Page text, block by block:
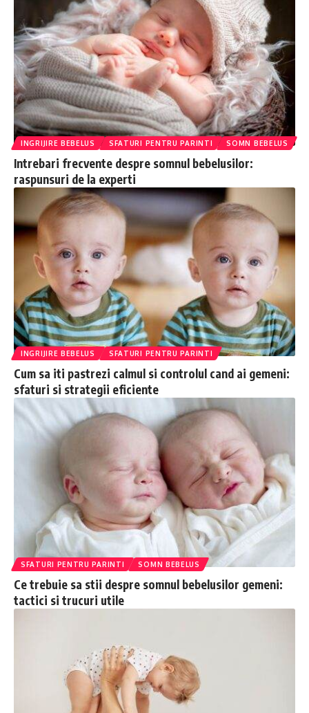
INGRIJIRE BEBELUS SFATURI PENTRU PARINTI SOMN BEBELUS
Intrebari frecvente despre somnul bebelusilor:
raspunsuri de la experti
INGRIJIRE BEBELUS SFATURI PENTRU PARINTI
Cum sa iti pastrezi calmul si controlul cand ai gemeni:
sfaturi si strategii eficiente
SFATURI PENTRU PARINTI SOMN BEBELUS
Ce trebuie sa stii despre somnul bebelusilor gemeni:
tactici si trucuri utile